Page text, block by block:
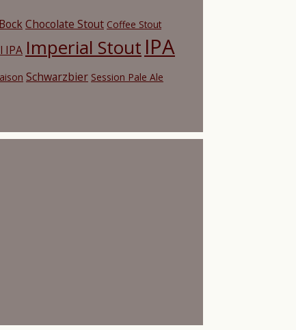
BockChocolate Stout Coffee Stout
IPA Imperial Stout IPA
Schwarzbier Session Pale Ale